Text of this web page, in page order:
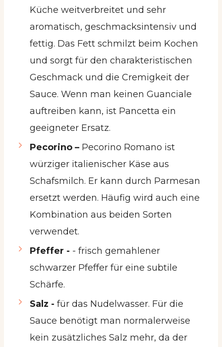
Küche weitverbreitet und sehr
aromatisch, geschmacksintensiv und
fettig. Das Fett schmilzt beim Kochen
und sorgt für den charakteristischen
Geschmack und die Cremigkeit der
Sauce. Wenn man keinen Guanciale
auftreiben kann, ist Pancetta ein
geeigneter Ersatz.
Pecorino – Pecorino Romano ist
würziger italienischer Käse aus
Schafsmilch. Er kann durch Parmesan
ersetzt werden. Häufig wird auch eine
Kombination aus beiden Sorten
verwendet.
Pfeffer - - frisch gemahlener
schwarzer Pfeffer für eine subtile
Schärfe.
Salz - für das Nudelwasser. Für die
Sauce benötigt man normalerweise
kein zusätzliches Salz mehr, da der